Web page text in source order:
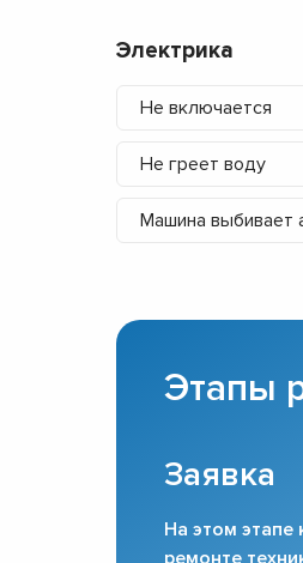
Электрика
Не включается
Не греет воду
Машина выбивает
Этапы
Заявка
На этом
ремонте